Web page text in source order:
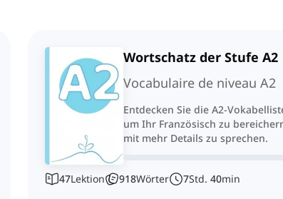
Wortschatz der Stufe A2
Vocabulaire de niveau A2
Entdecken Sie die A2-
um Ihr Französisch zu
mit mehr Details zu sprechen.
47Lektion 918Wörter 7Std. 40min